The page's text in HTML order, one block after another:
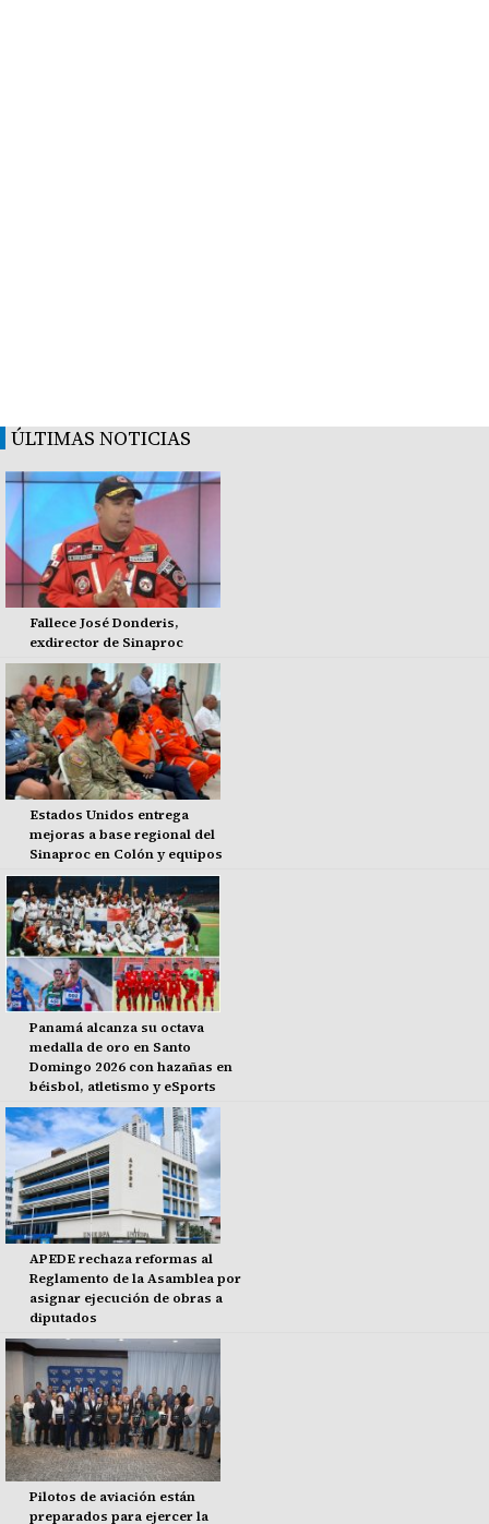
ÚLTIMAS NOTICIAS
Fallece José Donderis,
exdirector de Sinaproc
Estados Unidos entrega
mejoras a base regional del
Sinaproc en Colón y equipos
Panamá alcanza su octava
medalla de oro en Santo
Domingo 2026 con hazañas en
béisbol, atletismo y eSports
APEDE rechaza reformas al
Reglamento de la Asamblea por
asignar ejecución de obras a
diputados
Pilotos de aviación están
preparados para ejercer la